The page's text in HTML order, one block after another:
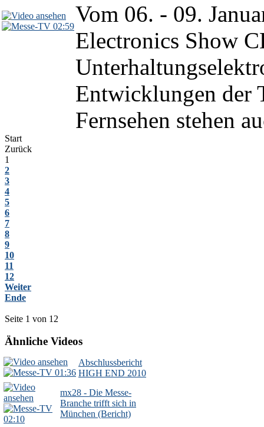
02:59Vom 06. - 09.
Electronics Show
Entwicklungen der
Fernsehen stehen
Start
Zurück
1
2
3
4
5
6
7
8
9
10
11
12
Weiter
Ende
Seite 1 von 12
Ähnliche Videos
01:36
Abschlussbericht
HIGH END 2010
02:10
mx28 - Die Messe-
Branche trifft sich in
München (Bericht)